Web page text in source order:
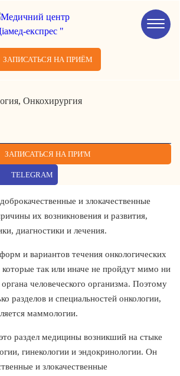
ЗАПИСАТЬСЯ НА ПРИЁМ
Онкохирургия
TELEGRAM
и злокачественные
их возникновения и развития,
диагностики и лечения.
и вариантов течения онкологических
которые так или иначе не пройдут мимо ни
человеческого организма. Поэтому
разделов и специальностей онкологии,
маммологии.
раздел медицины возникший на стыке
гинекологии и эндокринологии. Он
и злокачественные